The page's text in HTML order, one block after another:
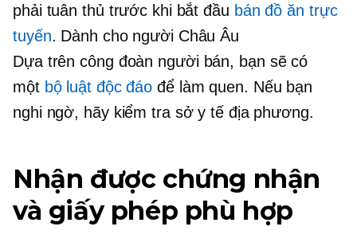
phải tuân thủ trước khi bắt đầu bán đồ ăn trực
tuyến. Dành cho người Châu Âu
Dựa trên công đoàn người bán, bạn sẽ có
một bộ luật độc đáo để làm quen. Nếu bạn
nghi ngờ, hãy kiểm tra sở y tế địa phương.
Nhận được chứng nhận
và giấy phép phù hợp